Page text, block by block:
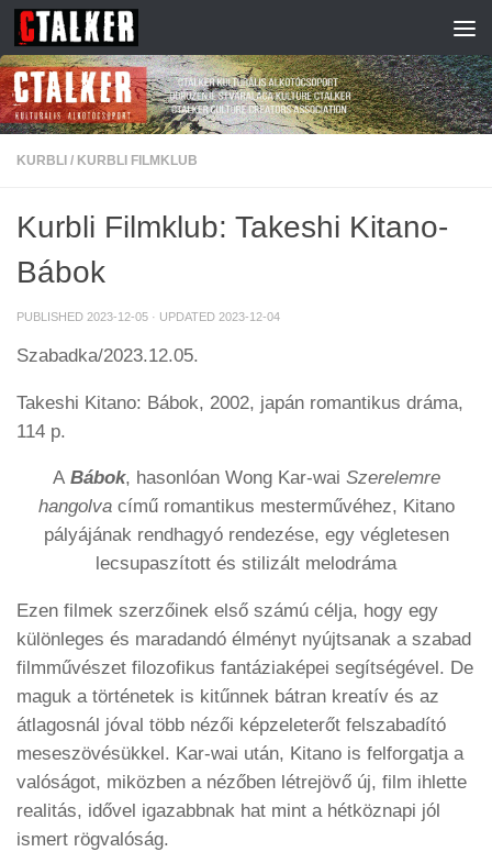
Skip to content
KURBLI / KURBLI FILMKLUB
Kurbli Filmklub: Takeshi Kitano-
Bábok
PUBLISHED 2023-12-05 · UPDATED 2023-12-04
Szabadka/2023.12.05.
Takeshi Kitano: Bábok, 2002, japán romantikus dráma,
114 p.
A Bábok, hasonlóan Wong Kar-wai Szerelemre
hangolva című romantikus mesterművéhez, Kitano
pályájának rendhagyó rendezése, egy végletesen
lecsupaszított és stilizált melodráma
Ezen filmek szerzőinek első számú célja, hogy egy
különleges és maradandó élményt nyújtsanak a szabad
filmművészet filozofikus fantáziaképei segítségével. De
maguk a történetek is kitűnnek bátran kreatív és az
átlagosnál jóval több nézői képzeleterőt felszabadító
meseszövésükkel. Kar-wai után, Kitano is felforgatja a
valóságot, miközben a nézőben létrejövő új, film ihlette
realitás, idővel igazabbnak hat mint a hétköznapi jól
ismert rögvalóság.